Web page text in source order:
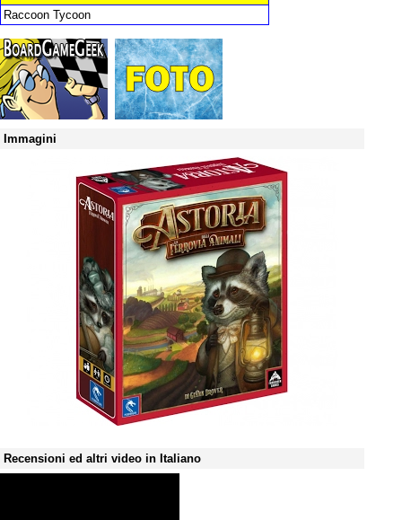
Raccoon Tycoon
Immagini
Recensioni ed altri video in Italiano